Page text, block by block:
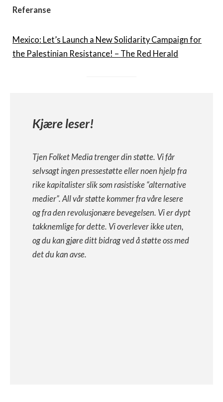
Referanse
Mexico: Let’s Launch a New Solidarity Campaign for
the Palestinian Resistance! – The Red Herald
Kjære leser!
Tjen Folket Media trenger din støtte. Vi får
selvsagt ingen pressestøtte eller noen hjelp fra
rike kapitalister slik som rasistiske “alternative
medier”. All vår støtte kommer fra våre lesere
og fra den revolusjonære bevegelsen. Vi er dypt
takknemlige for dette. Vi overlever ikke uten,
og du kan gjøre ditt bidrag ved å støtte oss med
det du kan avse.